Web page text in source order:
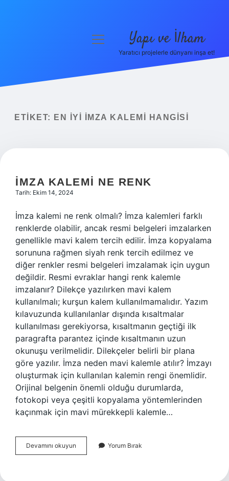
Yasal Uyarı
menüyü
Yapı ve İlham
Yaratıcı projelerle dünyanı inşa et!
ETIKET: EN IYI IMZA KALEMI HANGISI
İMZA KALEMI NE RENK
Tarih: Ekim 14, 2024
İmza kalemi ne renk olmalı? İmza kalemleri farklı
renklerde olabilir, ancak resmi belgeleri imzalarken
genellikle mavi kalem tercih edilir. İmza kopyalama
sorununa rağmen siyah renk tercih edilmez ve
diğer renkler resmi belgeleri imzalamak için uygun
değildir. Resmi evraklar hangi renk kalemle
imzalanır? Dilekçe yazılırken mavi kalem
kullanılmalı; kurşun kalem kullanılmamalıdır. Yazım
kılavuzunda kullanılanlar dışında kısaltmalar
kullanılması gerekiyorsa, kısaltmanın geçtiği ilk
paragrafta parantez içinde kısaltmanın uzun
okunuşu verilmelidir. Dilekçeler belirli bir plana
göre yazılır. İmza neden mavi kalemle atılır? İmzayı
oluşturmak için kullanılan kalemin rengi önemlidir.
Orijinal belgenin önemli olduğu durumlarda,
fotokopi veya çeşitli kopyalama yöntemlerinden
kaçınmak için mavi mürekkepli kalemle…
Devamını okuyun
Kalemi
Yorum Bırak